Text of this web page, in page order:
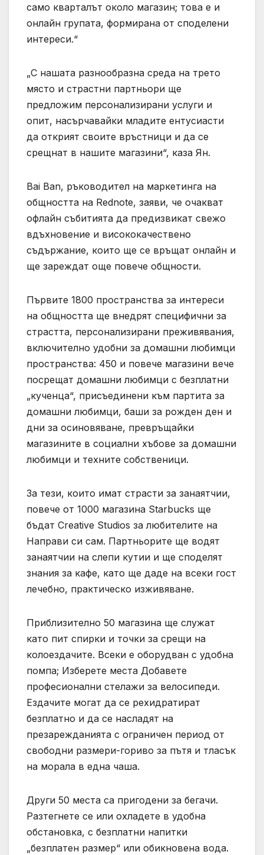
само кварталът около магазин; това е и
онлайн групата, формирана от споделени
интереси.“
„С нашата разнообразна среда на трето
място и страстни партньори ще
предложим персонализирани услуги и
опит, насърчавайки младите ентусиасти
да открият своите връстници и да се
срещнат в нашите магазини“, каза Ян.
Bai Ban, ръководител на маркетинга на
общността на Rednote, заяви, че очакват
офлайн събитията да предизвикат свежо
вдъхновение и висококачествено
съдържание, които ще се връщат онлайн и
ще зареждат още повече общности.
Първите 1800 пространства за интереси
на общността ще внедрят специфични за
страстта, персонализирани преживявания,
включително удобни за домашни любимци
пространства: 450 и повече магазини вече
посрещат домашни любимци с безплатни
„кученца“, присъединени към партита за
домашни любимци, баши за рожден ден и
дни за осиновяване, превръщайки
магазините в социални хъбове за домашни
любимци и техните собственици.
За тези, които имат страсти за занаятчии,
повече от 1000 магазина Starbucks ще
бъдат Creative Studios за любителите на
Направи си сам. Партньорите ще водят
занаятчии на слепи кутии и ще споделят
знания за кафе, като ще даде на всеки гост
лечебно, практическо изживяване.
Приблизително 50 магазина ще служат
като пит спирки и точки за срещи на
колоездачите. Всеки е оборудван с удобна
помпа; Изберете места Добавете
професионални стелажи за велосипеди.
Ездачите могат да се рехидратират
безплатно и да се насладят на
презарежданията с ограничен период от
свободни размери-гориво за пътя и тласък
на морала в една чаша.
Други 50 места са пригодени за бегачи.
Разтегнете се или охладете в удобна
обстановка, с безплатни напитки
„безплатен размер“ или обикновена вода.